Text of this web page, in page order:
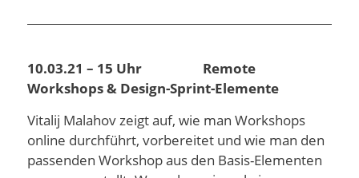
10.03.21 – 15 Uhr Remote
Workshops & Design-Sprint-Elemente
Vitalij Malahov zeigt auf, wie man Workshops
online durchführt, vorbereitet und wie man den
passenden Workshop aus den Basis-Elementen